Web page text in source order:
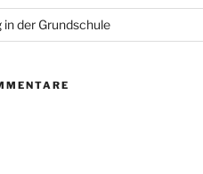
der Grundschule